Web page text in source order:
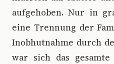
aufgehoben. Nur in
eine Trennung der
Inobhutnahme durch
war sich das